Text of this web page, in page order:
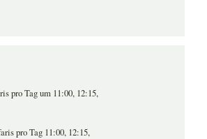
pro Tag um 11:00, 12:15,
pro Tag 11:00, 12:15,